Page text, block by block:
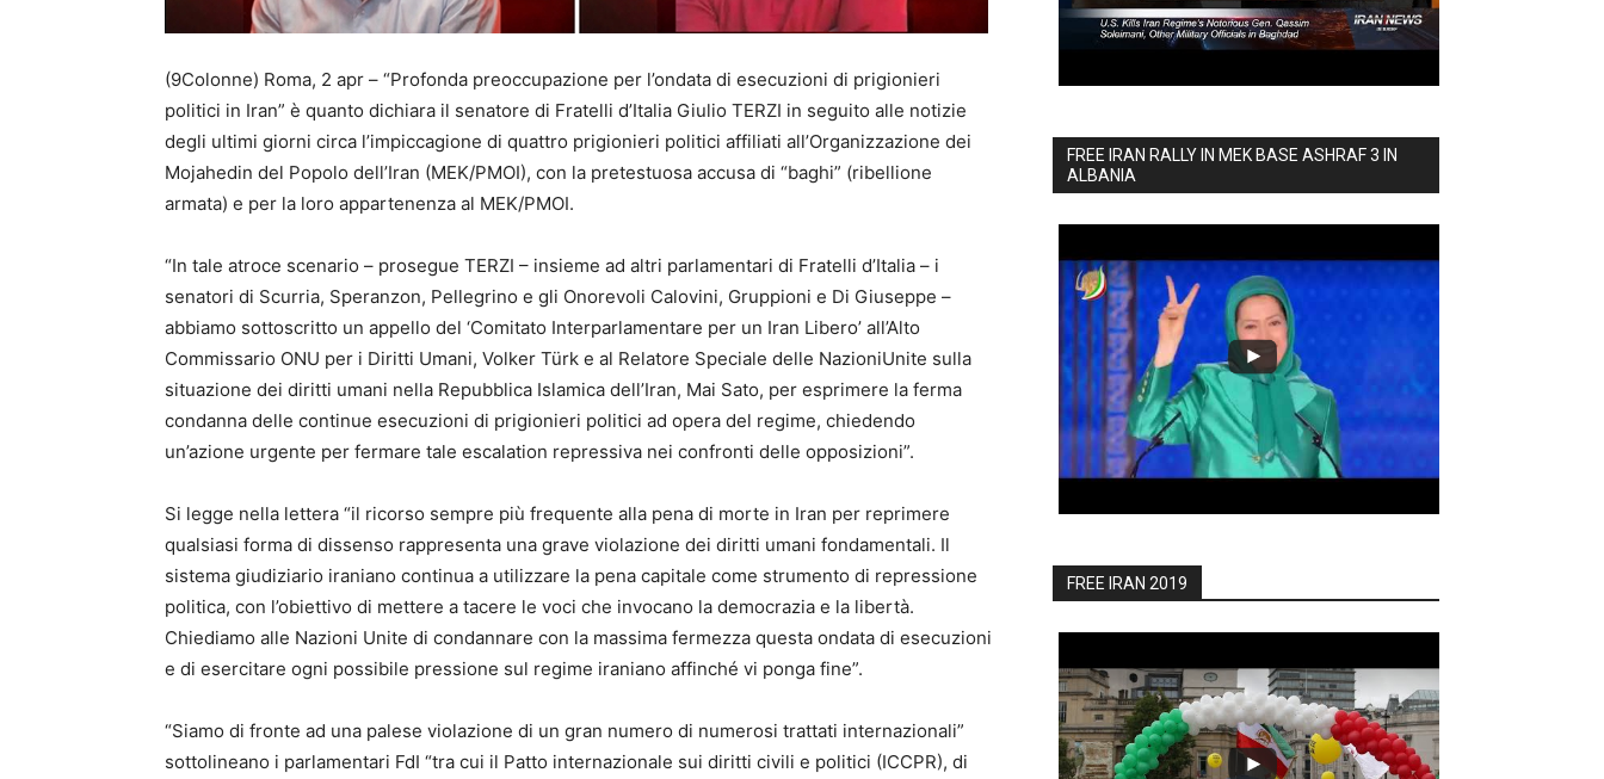
(9Colonne) Roma, 2 apr – “Profonda preoccupazione per l’ondata di esecuzioni di prigionieri
politici in Iran” è quanto dichiara il senatore di Fratelli d’Italia Giulio TERZI in seguito alle notizie
degli ultimi giorni circa l’impiccagione di quattro prigionieri politici affiliati all’Organizzazione dei
Mojahedin del Popolo dell’Iran (MEK/PMOI), con la pretestuosa accusa di “baghi” (ribellione
armata) e per la loro appartenenza al MEK/PMOI.
“In tale atroce scenario – prosegue TERZI – insieme ad altri parlamentari di Fratelli d’Italia – i
senatori di Scurria, Speranzon, Pellegrino e gli Onorevoli Calovini, Gruppioni e Di Giuseppe –
abbiamo sottoscritto un appello del ‘Comitato Interparlamentare per un Iran Libero’ all’Alto
Commissario ONU per i Diritti Umani, Volker Türk e al Relatore Speciale delle NazioniUnite sulla
situazione dei diritti umani nella Repubblica Islamica dell’Iran, Mai Sato, per esprimere la ferma
condanna delle continue esecuzioni di prigionieri politici ad opera del regime, chiedendo
un’azione urgente per fermare tale escalation repressiva nei confronti delle opposizioni”.
Si legge nella lettera “il ricorso sempre più frequente alla pena di morte in Iran per reprimere
qualsiasi forma di dissenso rappresenta una grave violazione dei diritti umani fondamentali. Il
sistema giudiziario iraniano continua a utilizzare la pena capitale come strumento di repressione
politica, con l’obiettivo di mettere a tacere le voci che invocano la democrazia e la libertà.
Chiediamo alle Nazioni Unite di condannare con la massima fermezza questa ondata di esecuzioni
e di esercitare ogni possibile pressione sul regime iraniano affinché vi ponga fine”.
“Siamo di fronte ad una palese violazione di un gran numero di numerosi trattati internazionali”
sottolineano i parlamentari FdI “tra cui il Patto internazionale sui diritti civili e politici (ICCPR), di
FREE IRAN RALLY IN MEK BASE ASHRAF 3 IN
ALBANIA
FREE IRAN 2019